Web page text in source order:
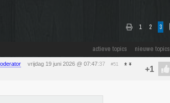
1 2 3
actieve topics nieuwe topics
vrijdag 19 juni 2026 @ 07:47:37 #51